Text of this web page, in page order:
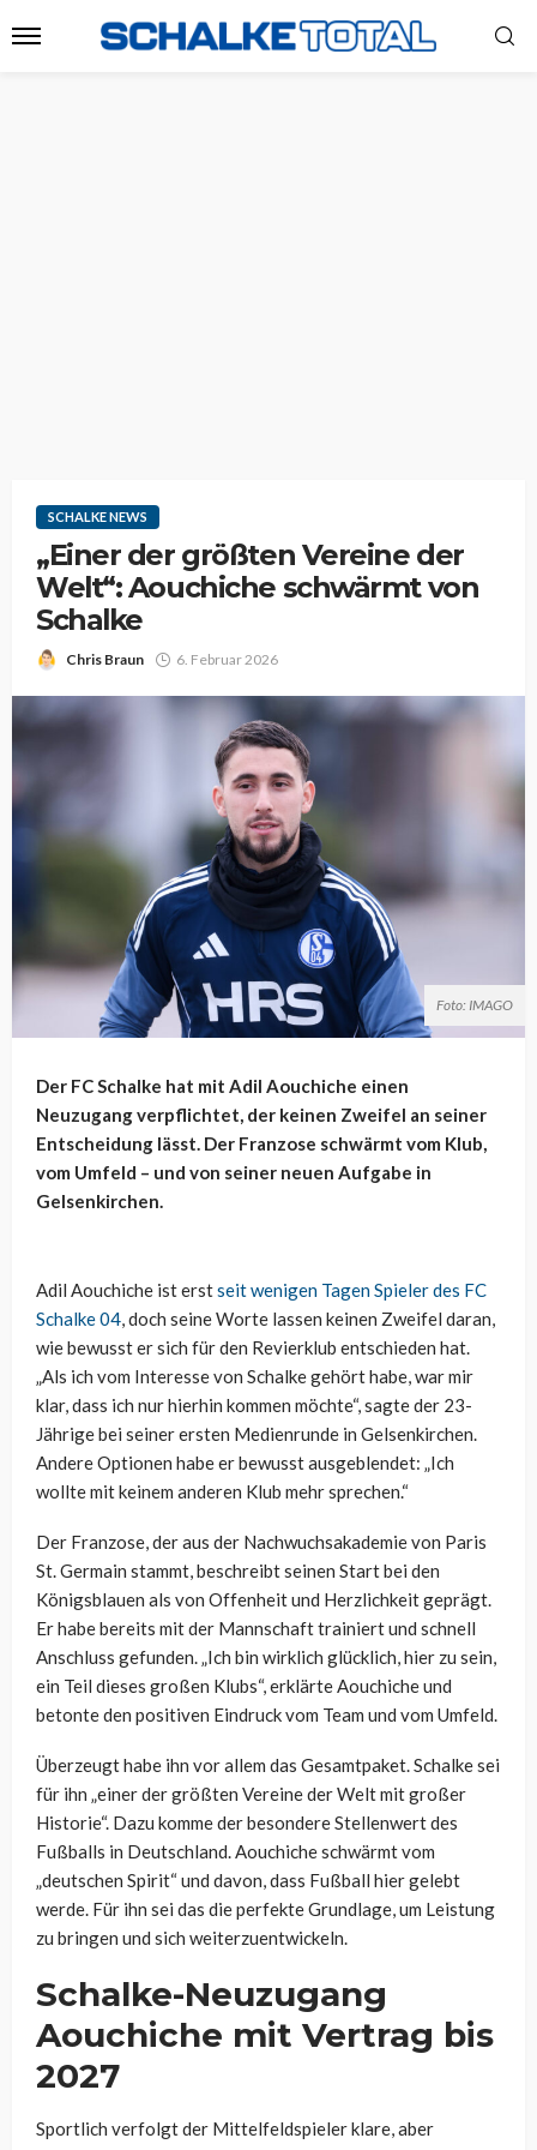
SCHALKE NEWS
„Einer der größten Vereine der
Welt“: Aouchiche schwärmt von
Schalke
Chris Braun 6. Februar 2026
Foto: IMAGO
Der FC Schalke hat mit Adil Aouchiche einen
Neuzugang verpflichtet, der keinen Zweifel an seiner
Entscheidung lässt. Der Franzose schwärmt vom Klub,
vom Umfeld – und von seiner neuen Aufgabe in
Gelsenkirchen.
Adil Aouchiche ist erstseit wenigen Tagen Spieler des FC
Schalke 04, doch seine Worte lassen keinen Zweifel daran,
wie bewusst er sich für den Revierklub entschieden hat.
„Als ich vom Interesse von Schalke gehört habe, war mir
klar, dass ich nur hierhin kommen möchte“, sagte der 23-
Jährige bei seiner ersten Medienrunde in Gelsenkirchen.
Andere Optionen habe er bewusst ausgeblendet: „Ich
wollte mit keinem anderen Klub mehr sprechen.“
Der Franzose, der aus der Nachwuchsakademie von Paris
St. Germain stammt, beschreibt seinen Start bei den
Königsblauen als von Offenheit und Herzlichkeit geprägt.
Er habe bereits mit der Mannschaft trainiert und schnell
Anschluss gefunden. „Ich bin wirklich glücklich, hier zu sein,
ein Teil dieses großen Klubs“, erklärte Aouchiche und
betonte den positiven Eindruck vom Team und vom Umfeld.
Überzeugt habe ihn vor allem das Gesamtpaket. Schalke sei
für ihn „einer der größten Vereine der Welt mit großer
Historie“. Dazu komme der besondere Stellenwert des
Fußballs in Deutschland. Aouchiche schwärmt vom
„deutschen Spirit“ und davon, dass Fußball hier gelebt
werde. Für ihn sei das die perfekte Grundlage, um Leistung
zu bringen und sich weiterzuentwickeln.
Schalke-Neuzugang
Aouchiche mit Vertrag bis
2027
Sportlich verfolgt der Mittelfeldspieler klare, aber